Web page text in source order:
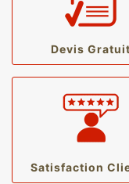
Devis Gratuit
Satisfaction